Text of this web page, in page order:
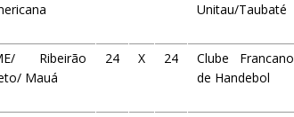
Unitau/Taubaté
Ribeirão
Mauá
24 X 24
Clube Francano
de Handebol